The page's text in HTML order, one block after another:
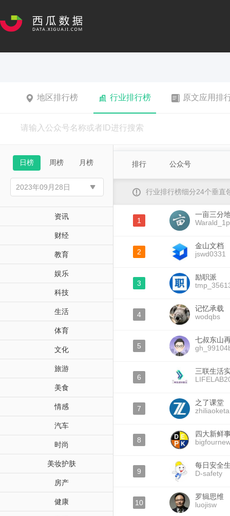
地区排行榜 行业排行榜 原文应用排
日榜 周榜 月榜
资讯
财经
教育
娱乐
科技
生活
体育
文化
旅游
美食
情感
汽车
时尚
美妆护肤
房产
健康
排行 公众号
行业排行榜细分24个垂直
1
一亩三分
2
金山文档
jswd0331
3
励职派
4
记忆承载
wodqbs
5
七叔东山
6
三联生活
7
之了课堂
8
四大新鲜
9
每日安全
D-safety
10
罗辑思维
luojisw